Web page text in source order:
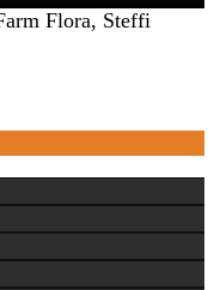
Flora, Steffi